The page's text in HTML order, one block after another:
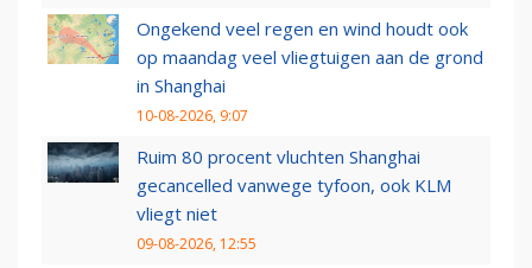
Ongekend veel regen en wind houdt ook
op maandag veel vliegtuigen aan de grond
in Shanghai
10-08-2026, 9:07
Ruim 80 procent vluchten Shanghai
gecancelled vanwege tyfoon, ook KLM
vliegt niet
09-08-2026, 12:55